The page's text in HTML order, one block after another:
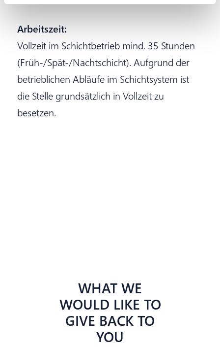
Arbeitszeit:
Vollzeit im Schichtbetrieb mind. 35 Stunden
(Früh-/Spät-/Nachtschicht). Aufgrund der
betrieblichen Abläufe im Schichtsystem ist
die Stelle grundsätzlich in Vollzeit zu
besetzen.
WHAT WE
WOULD LIKE TO
GIVE BACK TO
YOU